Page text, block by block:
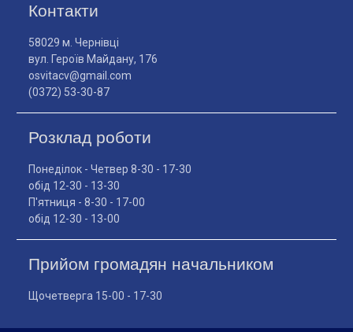
Контакти
58029 м. Чернівці
вул. Героїв Майдану, 176
osvitacv@gmail.com
(0372) 53-30-87
Розклад роботи
Понеділок - Четвер 8-30 - 17-30
обід 12-30 - 13-30
П'ятниця - 8-30 - 17-00
обід 12-30 - 13-00
Прийом громадян начальником
Щочетверга 15-00 - 17-30